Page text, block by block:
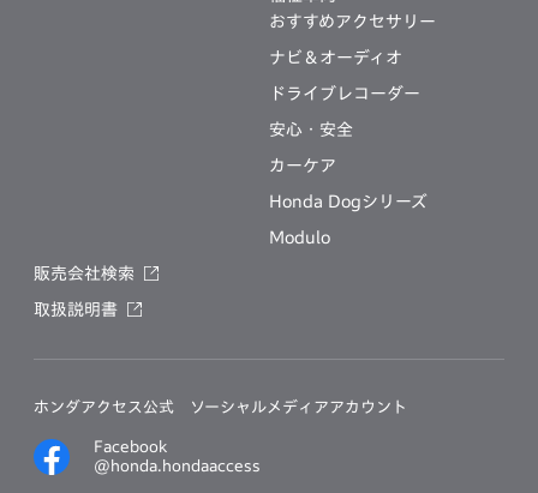
おすすめアクセサリー
ナビ＆オーディオ
ドライブレコーダー
安心・安全
カーケア
Honda Dogシリーズ
Modulo
販売会社検索
取扱説明書
ホンダアクセス公式 ソーシャルメディアアカウント
Facebook
@honda.hondaaccess